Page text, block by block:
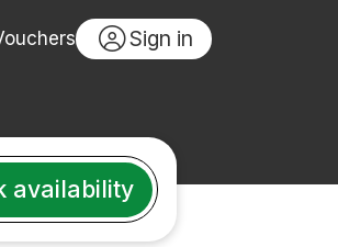
Sign in
availability